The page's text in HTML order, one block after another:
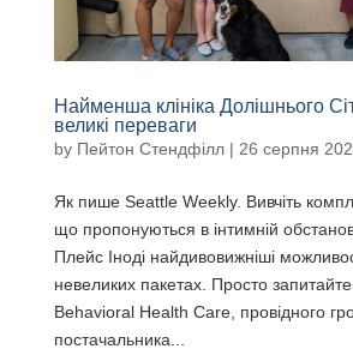
Найменша клініка Долішнього
великі переваги
by Пейтон Стендфілл| 26 серпня
Як пише Seattle Weekly. Вивчіть
що пропонуються в інтимній
Плейс Іноді найдивовижніші
невеликих пакетах. Просто
Behavioral Health Care, провідного
постачальника...